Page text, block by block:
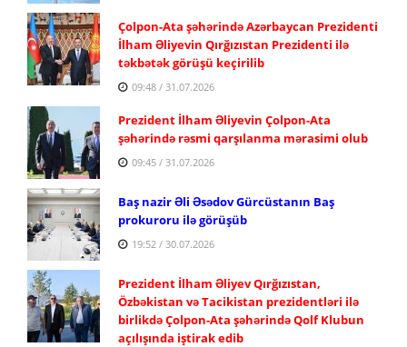
Çolpon-Ata şəhərində Azərbaycan Prezidenti
İlham Əliyevin Qırğızıstan Prezidenti ilə
təkbətək görüşü keçirilib
09:48 / 31.07.2026
Prezident İlham Əliyevin Çolpon-Ata
şəhərində rəsmi qarşılanma mərasimi olub
09:45 / 31.07.2026
Baş nazir Əli Əsədov Gürcüstanın Baş
prokuroru ilə görüşüb
19:52 / 30.07.2026
Prezident İlham Əliyev Qırğızıstan,
Özbəkistan və Tacikistan prezidentləri ilə
birlikdə Çolpon-Ata şəhərində Qolf Klubun
açılışında iştirak edib